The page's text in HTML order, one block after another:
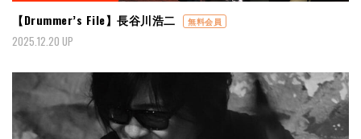
【Drummer’s File】長谷川浩二
無料会員
2025.12.20 UP